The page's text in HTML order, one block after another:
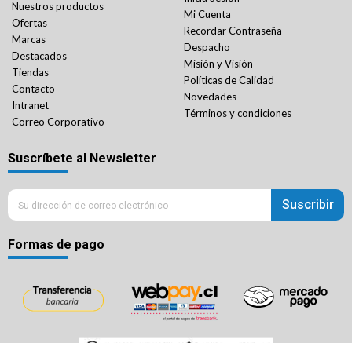
Nuestros productos
Ofertas
Marcas
Destacados
Tiendas
Contacto
Intranet
Correo Corporativo
Mi Cuenta
Recordar Contraseña
Despacho
Misión y Visión
Políticas de Calidad
Novedades
Términos y condiciones
Suscríbete al Newsletter
Suscribir
Formas de pago